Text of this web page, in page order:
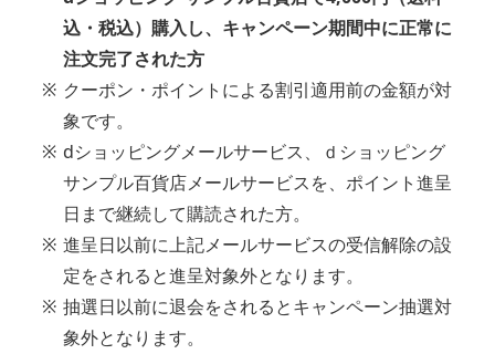
込・税込）購入し、キャンペーン期間中に正常に
注文完了された方
※ クーポン・ポイントによる割引適用前の金額が対
象です。
※ dショッピングメールサービス、ｄショッピング
サンプル百貨店メールサービスを、ポイント進呈
日まで継続して購読された方。
※ 進呈日以前に上記メールサービスの受信解除の設
定をされると進呈対象外となります。
※ 抽選日以前に退会をされるとキャンペーン抽選対
象外となります。